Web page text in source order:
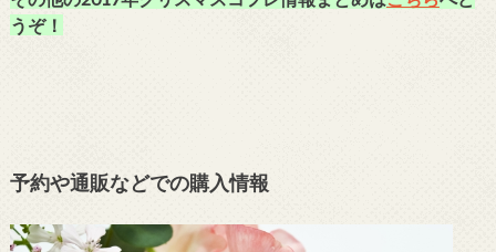
うぞ！
予約や通販などでの購入情報